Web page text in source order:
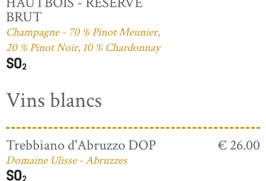
BRUT
Champagne - 70 % Pinot Meunier,
20 % Pinot Noir, 10 % Chardonnay
Vins blancs
Trebbiano d'Abruzzo DOP
Domaine Ulisse - Abruzzes
€ 26.00